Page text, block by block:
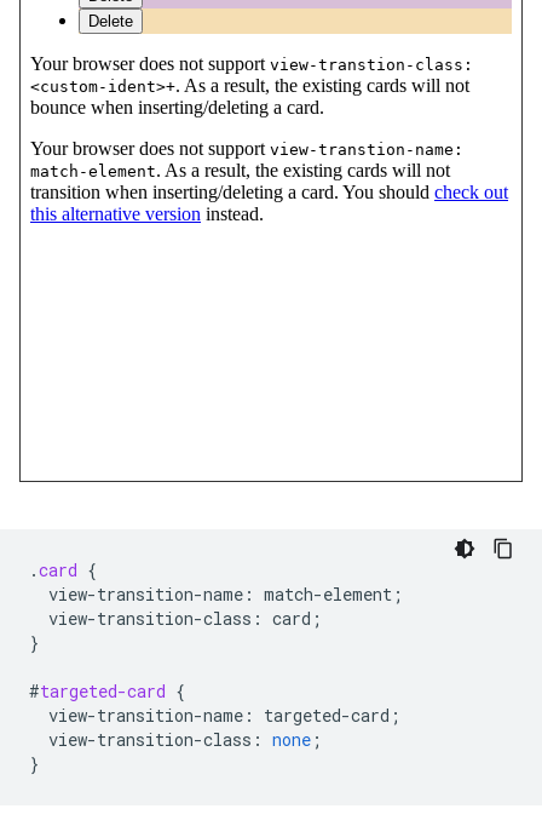
.card {
view-transition-name : match-element ;
view-transition-class : card ;
}
#targeted-card {
view-transition-name : targeted-card ;
view-transition-class : none ;
}